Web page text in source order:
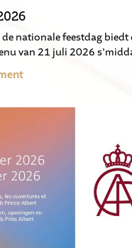
de nationale feestdag biedt
van 21 juli 2026